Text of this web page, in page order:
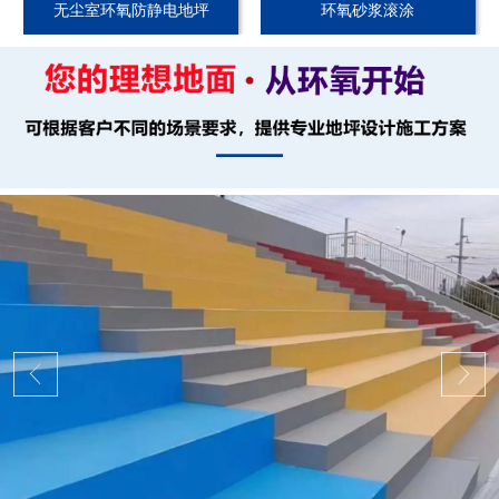
无尘室环氧防静电地坪 环氧砂浆滚涂